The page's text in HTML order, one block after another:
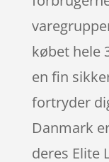
købet hele
en fin
fortryder
Danmark
deres Elite